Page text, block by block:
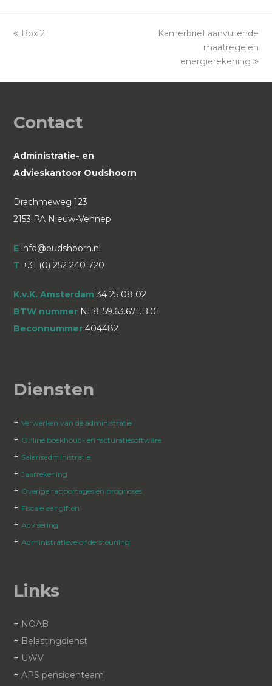
previous
Box 2
next
Kamerbrief aanvullende
maatregelen
energierekening
Contact
Administratie- en
Advieskantoor Oudshoorn
Drachmeweg 123
2153 PA Nieuw-Vennep
E info@oudshoorn.nl
T +31 (0) 252 240 720
K.v.K. Amsterdam 34 25 08 02
BTW nummer NL8159.63.671.B.01
Beconnummer 404482
Diensten
+Verwerken van de administratie
+ Online boekhoud- en facturatiesoftware
+ Salarisadministratie
+Jaarrekening
+ Overige rapportages en prognoses
+ Fiscale aangiften
+Advisering
+Administratieve ondersteuning
Links
+ NOAB
+ Belastingdienst
+ UWV
+APS pensioenteam